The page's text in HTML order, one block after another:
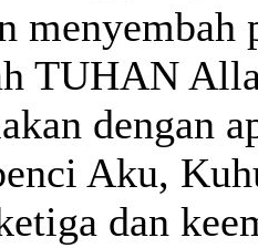
menyembah
TUHAN
dengan
Aku,
dan